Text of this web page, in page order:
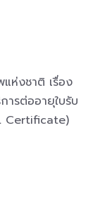
ห่งชาติ เรื่อง
ารต่ออายุใบรับ
Certificate)